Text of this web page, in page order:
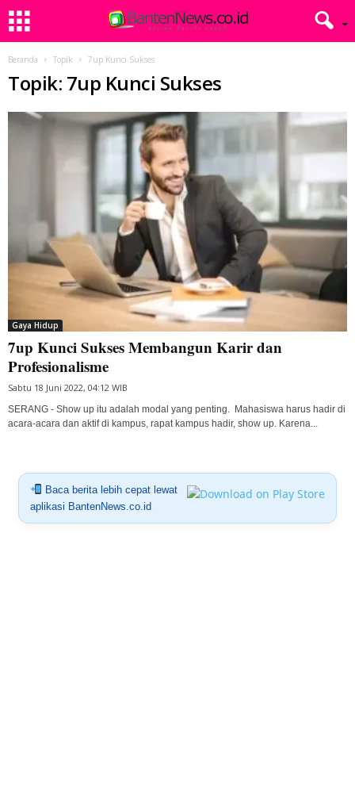
Beranda Topik 7up Kunci Sukses
Topik: 7up Kunci Sukses
Gaya Hidup
7up Kunci Sukses Membangun Karir dan
Profesionalisme
Sabtu 18 Juni 2022, 04:12 WIB
SERANG - Show up itu adalah modal yang penting. Mahasiswa harus hadir di
acara-acara dan aktif di kampus, rapat kampus hadir, show up. Karena...
Baca berita lebih cepat lewat
aplikasi BantenNews.co.id